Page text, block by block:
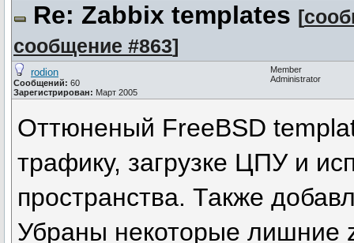
Re: Zabbix templates [
сообщение #863]
rodion
Сообщений: 60
Зарегистрирован: Март 2005
Member
Administrator
Оттюненый FreeBSD
трафику, загрузке ЦПУ и
пространства. Также
Убраны некоторые лишние